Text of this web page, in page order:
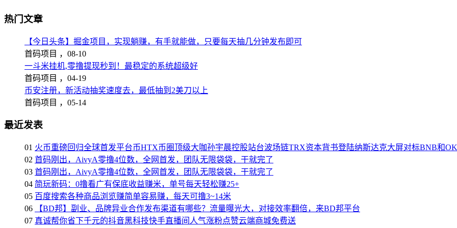
热门文章
【今日头条】掘金项目，实现躺赚，有手就能做，只要每天抽几分钟发布即可
首码项目 ， 08-10
一斗米挂机,零撸提现秒到！最稳定的系统超级好
首码项目 ， 04-19
币安注册，新活动抽奖速度去，最低抽到2美刀以上
首码项目 ， 05-14
最近发表
01 火币重磅回归全球首发平台币HTX币圈顶级大咖孙宇晨控股站台波场链TRX资本背书登陆纳斯达克大屏对标BNB和
02 首码刚出，AivyA零撸4位数，全网首发，团队无限袋袋，干就完了
03 首码刚出，AivyA零撸4位数，全网首发，团队无限袋袋，干就完了
04 简玩新码：0撸看广有保底收益赚米，单号每天轻松赚25+
05 百度搜索各种商品浏览赚简单容易赚，每天可撸3~14米
06
【BD邦】副业、品牌异业合作发布渠道有哪些？流量曝光大，对接效率翻倍，来BD邦平台
07 真诚帮你省下千元的抖音黑科技快手直播间人气涨粉点赞云端商城免费送